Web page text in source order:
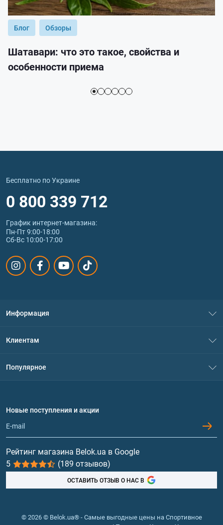
Блог Обзоры
Шатавари: что это такое, свойства и
особенности приема
Бесплатно по Украине
0 800 339 712
График интернет‑магазина:
Пн-Пт 9:00-18:00
Сб-Вс 10:00-17:00
Информация
Политика конфиденциальности
Обмен и возврат
Клиентам
Популярное
Протеин
Гейнеры
Витамины и минералы
Рыбий жир, жирные кислоты
Новые поступления и акции
Рейтинг магазина Belok.ua в Google
5
(189 отзывов)
ОСТАВИТЬ ОТЗЫВ О НАС В
© 2026 © Belok.ua® - Самые выгодные цены на Спортивное